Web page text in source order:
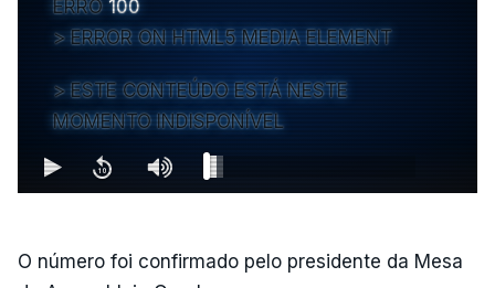
ERRO 100
ERROR ON HTML5 MEDIA ELEMENT
ESTE CONTEÚDO ESTÁ NESTE
MOMENTO INDISPONÍVEL
O número foi confirmado pelo presidente da Mesa